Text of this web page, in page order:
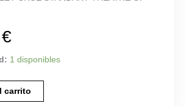
€
1 disponibles
carrito